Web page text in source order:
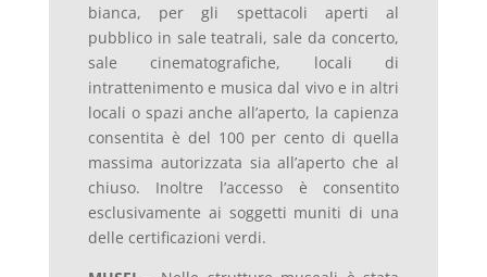
bianca, per gli spettacoli aperti al
pubblico in sale teatrali, sale da concerto,
sale cinematografiche, locali di
intrattenimento e musica dal vivo e in altri
locali o spazi anche all’aperto, la capienza
consentita è del 100 per cento di quella
massima autorizzata sia all’aperto che al
chiuso. Inoltre l’accesso è consentito
esclusivamente ai soggetti muniti di una
delle certificazioni verdi.